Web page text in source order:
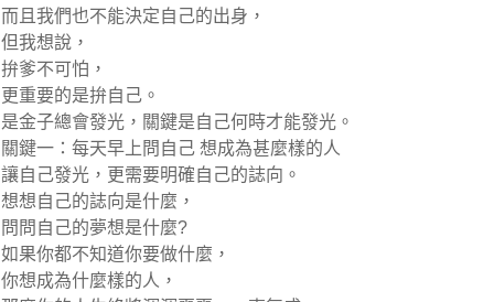
而且我們也不能決定自己的出身，
但我想說，
拚爹不可怕，
更重要的是拚自己。
是金子總會發光，關鍵是自己何時才能發光。
關鍵一：每天早上問自己 想成為甚麼樣的人
讓自己發光，更需要明確自己的誌向。
想想自己的誌向是什麼，
問問自己的夢想是什麼?
如果你都不知道你要做什麼，
你想成為什麼樣的人，